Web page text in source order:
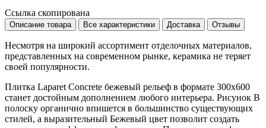
Ссылка скопирована
Описание товара Все характеристики Доставка Отзывы
Несмотря на широкий ассортимент отделочных материалов,
представленных на современном рынке, керамика не теряет
своей популярности.
Плитка Laparet Concrete бежевый рельеф в формате 300x600
станет достойным дополнением любого интерьера. Рисунок В
полоску органично впишется в большинство существующих
стилей, а выразительный Бежевый цвет позволит создать